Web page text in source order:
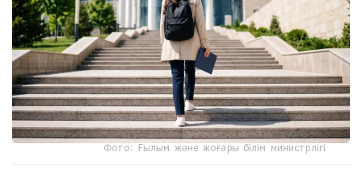
Фото: Ғылым және жоғары білім министрлігі